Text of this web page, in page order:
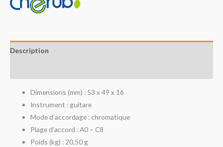
Description
Dimensions (mm) : 53 x 49 x 16
Instrument : guitare
Mode d’accordage : chromatique
Plage d’accord : A0 – C8
Poids (kg) : 20,50 g